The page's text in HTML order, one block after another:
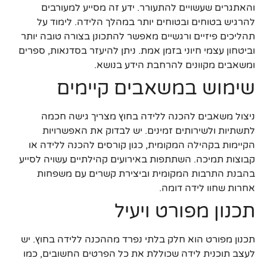
והאתגרים שעשויים להתעורר. ידע זה מסייע למעורבים
להרגיש בטוחים ובטוחים יותר במהלך הלידה. לימוד על
תהליכים פיזיים ורגשיים מאפשר להתכונן בצורה טובה יותר
וביטחון עצמי חיוני בזמן אמת. ניתן להיעזר בסדנאות, ספרים
ומשאבים מקוונים להרחבת הידע בנושא.
שימוש במשאבים קיימים
ניצול משאבים להכנה ללידה בחוץ מצריך גישה חכמה
לתשתיות ולשירותים זמינים. יש לבדוק את האפשרויות
הקיימות בקהילה המקומית, כגון קורסים להכנה ללידה או
קבוצות תמיכה. השתתפות באירועים קהילתיים עשויה לסייע
בהבנת התרבות המקומית וביצירת קשרים עם משפחות
אחרות שחוו לידה דומה.
תכנון מפורט ויעיל
תכנון מפורט הוא חלק בלתי נפרד מההכנה ללידה בחוץ. יש
לעצב תוכנית לידה שכוללת את כל הפרטים החשובים, כמו